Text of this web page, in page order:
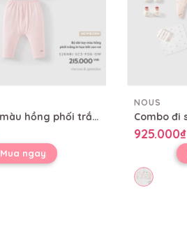
Bộ dài tay màu hồng phối trắng in họa tiết con voi
Mua ngay
NOUS
925.000₫